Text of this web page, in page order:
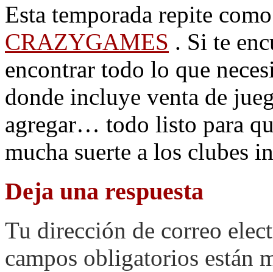
Esta temporada repite
CRAZYGAMES . Si te
encontrar todo lo que
donde incluye venta de
agregar… todo listo para
mucha suerte a los clubes
Deja una respuesta
Tu dirección de correo
campos obligatorios están